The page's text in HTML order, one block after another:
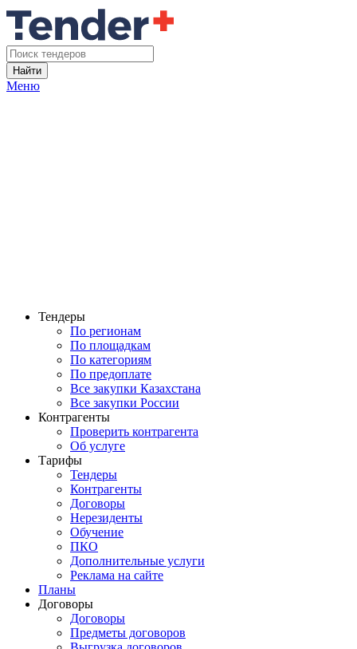
Найти
Меню
Тендеры
По регионам
По площадкам
По категориям
По предоплате
Все закупки Казахстана
Все закупки России
Контрагенты
Проверить контрагента
Об услуге
Тарифы
Тендеры
Контрагенты
Договоры
Нерезиденты
Обучение
ПКО
Дополнительные услуги
Реклама на сайте
Планы
Договоры
Договоры
Предметы договоров